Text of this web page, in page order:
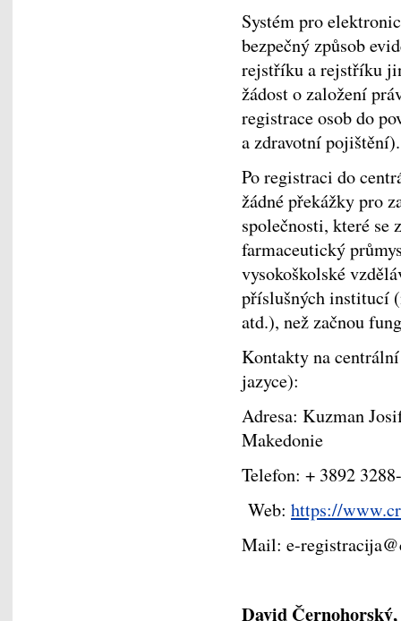
Systém pro
bezpečný způsob
rejstříku a rejstříku
žádost o založení
registrace osob do
a zdravotní pojištění).
Po registraci do
žádné překážky pro
společnosti, které se
farmaceutický
vysokoškolské
příslušných institucí
atd.), než začnou
Kontakty na
jazyce):
Adresa: Kuzman
Makedonie
Telefon: + 3892
Web: https://
Mail: e-
David